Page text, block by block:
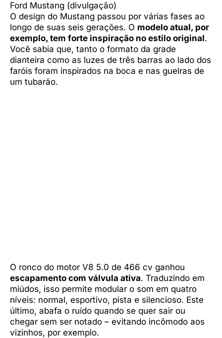
Ford Mustang (divulgação)
O design do Mustang passou por várias fases ao
longo de suas seis gerações. O modelo atual, por
exemplo, tem forte inspiração no estilo original.
Você sabia que, tanto o formato da grade
dianteira como as luzes de três barras ao lado dos
faróis foram inspirados na boca e nas guelras de
um tubarão.
O ronco do motor V8 5.0 de 466 cv ganhou
escapamento com válvula ativa. Traduzindo em
miúdos, isso permite modular o som em quatro
níveis: normal, esportivo, pista e silencioso. Este
último, abafa o ruído quando se quer sair ou
chegar sem ser notado – evitando incômodo aos
vizinhos, por exemplo.